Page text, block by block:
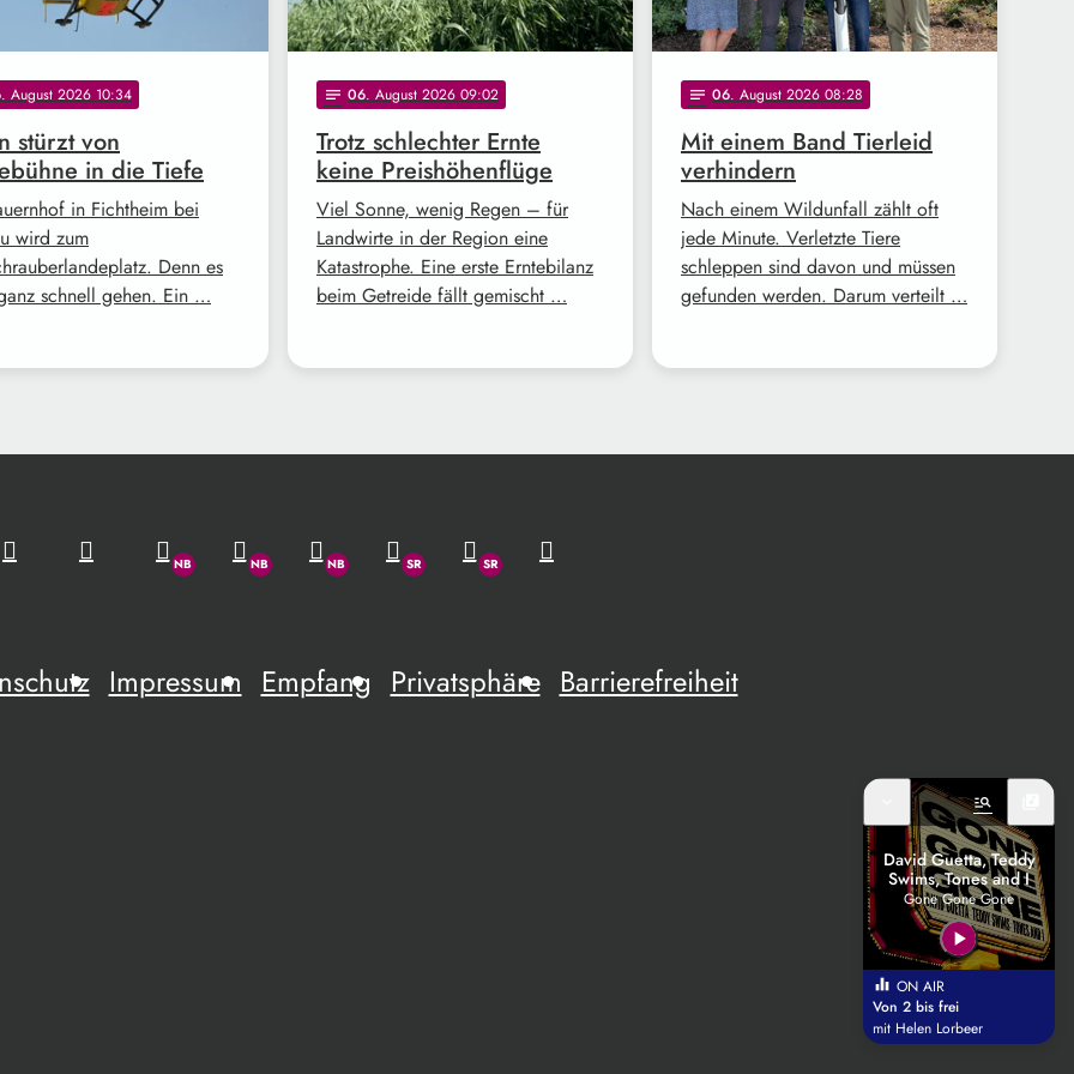
. August 2026 10:34
stürzt von
in die Tiefe
in Fichtheim bei
wird zum
Denn es
schnell gehen. Ein …
notes 06. August 2026 09:02
Trotz schlechter Ernte
keine Preishöhenflüge
Viel Sonne, wenig Regen – für
Landwirte in der Region eine
Katastrophe. Eine erste Erntebilanz
beim Getreide fällt gemischt …
notes 06. August 2026 08:28
Mit einem Band Tierleid
verhindern
Nach einem Wildunfall zählt oft
jede Minute. Verletzte Tiere
schleppen sind davon und müssen
gefunden werden. Darum verteilt …
Impressum Empfang Privatsphäre Barrierefreiheit
manage_search
David Guetta, Teddy
Swims, Tones and I
Gone Gone Gone
play_arrow
equalizer ON AIR
Von 2 bis frei
mit Helen Lorbeer